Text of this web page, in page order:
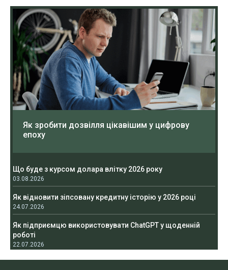
Як зробити дозвілля цікавішим у цифрову
епоху
Що буде з курсом долара влітку 2026 року
03.08.2026
Як відновити зіпсовану кредитну історію у 2026 році
24.07.2026
Як підприємцю використовувати ChatGPT у щоденній
роботі
22.07.2026